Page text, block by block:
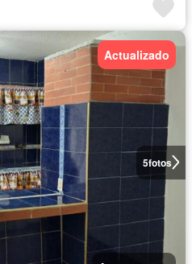
5fotos
Actualizado